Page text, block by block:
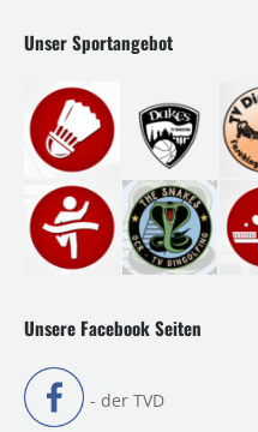
Unser Sportangebot
Unsere Facebook Seiten
- der TVD